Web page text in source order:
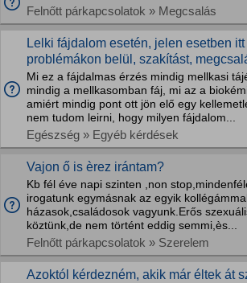
Felnőtt párkapcsolatok » Megcsalás
Lelki fájdalom esetén, jelen esetben
problémákon belül, szakítást,
Mi ez a fájdalmas érzés mindig mellkasi
mindig a mellkasomban fáj, mi az a
amiért mindig pont ott jön elő egy
nem tudom leirni, hogy milyen fájdalom...
Egészség » Egyéb kérdések
Vajon ő is èrez irántam?
Kb fél éve napi szinten ,non
irogatunk egymásnak az egyik
házasok,családosok vagyunk.Erős
köztünk,de nem történt eddig semmi,ès...
Felnőtt párkapcsolatok » Szerelem
Azoktól kérdezném, akik már éltek át